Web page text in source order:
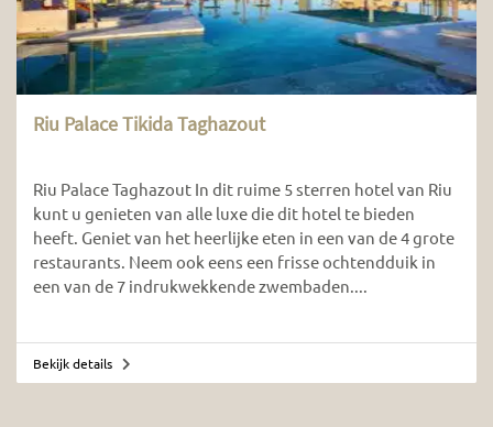
Riu Palace Tikida Taghazout
Riu Palace Taghazout In dit ruime 5 sterren hotel van Riu
kunt u genieten van alle luxe die dit hotel te bieden
heeft. Geniet van het heerlijke eten in een van de 4 grote
restaurants. Neem ook eens een frisse ochtendduik in
een van de 7 indrukwekkende zwembaden....
Bekijk details